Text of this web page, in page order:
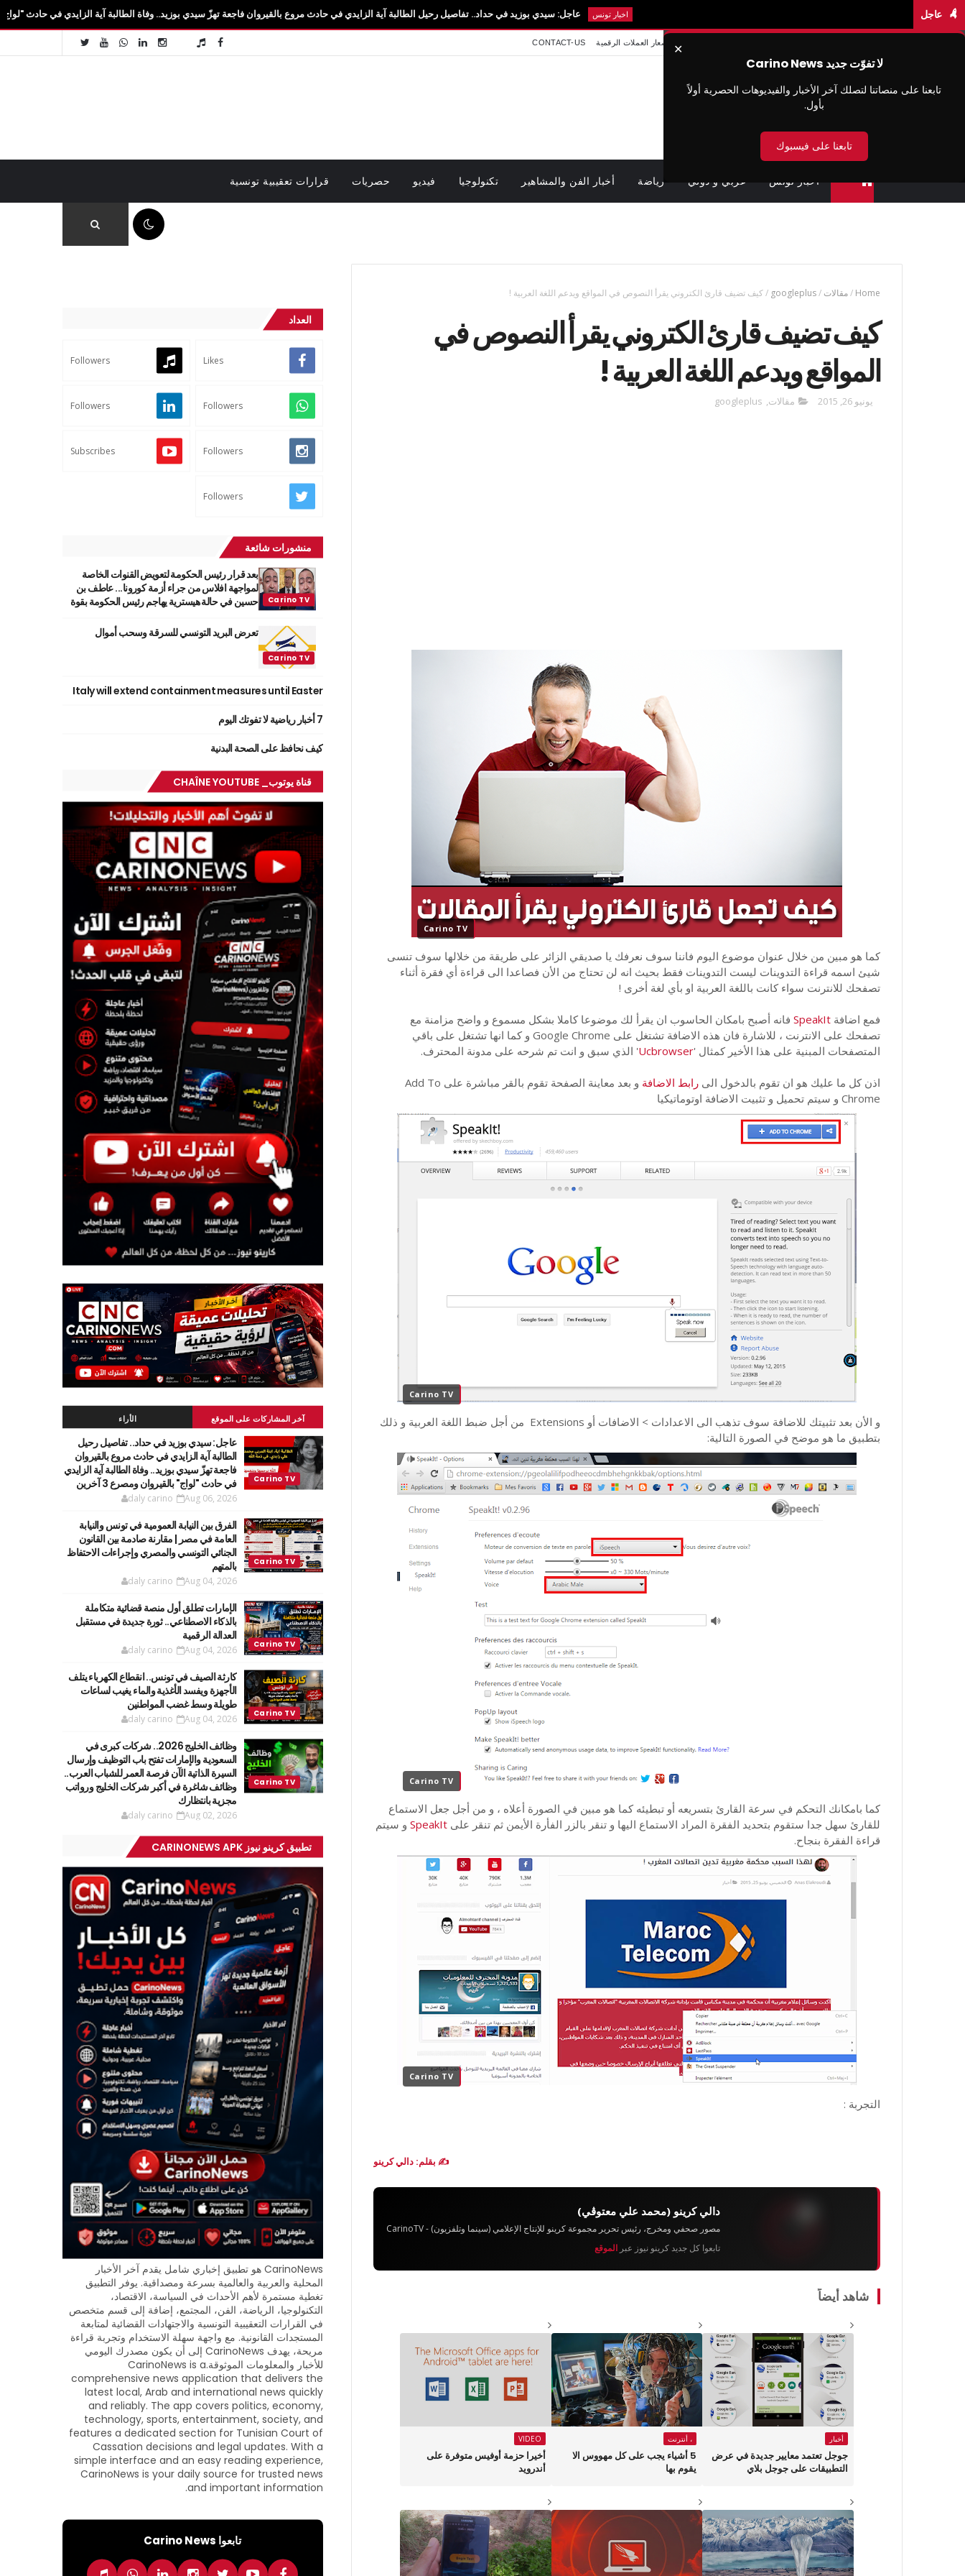
عاجل عاجل: سيدي بوزيد في حداد.. تفاصيل رحيل الطالبة آية الزايدي في حادث مروع بالقيروان فاجعة تهزّ سيدي بوزيد.. وفاة الطالبة آية الزايدي في حادث "لواج" بالقيروان ومصرع
✕
لا تفوّت جديد Carino News
تابعنا على منصاتنا لتصلك آخر الأخبار والفيديوهات الحصرية أولاً
بأول.
تابعنا على فيسبوك
اسعار العملات الرقمية CONTACT-US
اخبار تونس عربي و دولي رياضة أخبار الفن والمشاهير تكنولوجيا فيديو حصريات قرارات تعقيبية تونسية
Home
/مقالات /
googleplus
/كيف تضيف قارئ الكتروني يقرأ النصوص في المواقع ويدعم اللغة العربية !
كيف تضيف قارئ الكتروني يقرأ النصوص في
المواقع ويدعم اللغة العربية !
يونيو 26, 2015 مقالات,
googleplus
Carino TV
كما هو مبين من خلال عنوان موضوع اليوم فاننا سوف نعرفك يا صديقي الزائر على طريقة من خلالها سوف تنسى
شيئ اسمه قراءة التدوينات ليست التدوينات فقط بحيث انه لن تحتاج من الأن فصاعدا الى قراءة أي فقرة أثناء
تصفحك للانترنت سواء كانت باللغة العربية او بأي لغة أخرى !
فمع اضافة SpeakIt فانه أصبح بامكان الحاسوب ان يقرأ لك موضوعا كاملا بشكل مسموع و واضح مزامنة مع
تصفحك على الانترنت ، للاشارة فان هذه الاضافة تشتغل على Google Chrome و كما انها تشتغل على باقي
المتصفحات المبنية على هذا الأخير كمثال 'Ucbrowser' الذي سبق و انت تم شرحه على مدونة المحترف.
اذن كل ما عليك هو ان تقوم بالدخول الى رابط الاضافة
و بعد معاينة الصفحة تقوم بالقر مباشرة على Add To
Chrome و سيتم تحميل و تثبيت الاضافة اوتوماتيكيا
Carino TV
و الأن بعد تثبيتك للاضافة سوف تذهب الى الاعدادات > الاضافات أو Extensions من أجل ضبط اللغة العربية و ذلك
بتطبيق ما هو موضح في الصورة التالية:
Carino TV
كما بامكانك التحكم في سرعة القارئ بتسريعه أو تبطيئه كما هو مبين في الصورة أعلاه ، و من أجل جعل الاستماع
للقارئ سهل جدا ستقوم بتحديد الفقرة المراد الاستماع اليها و تنقر بالزر الفأرة الأيمن ثم تنقر على SpeakIt و سيتم
قراءة الفقرة بنجاح.
Carino TV
التجربة :
✍️ بقلم: دالي كرينو
دالي كرينو (محمد علي معتوڨي)
مصور صحفي ومخرج، رئيس تحرير مجموعة كرينو للإنتاج الإعلامي (سينما وتلفزيون) - CarinoTV
تابعوا كل جديد كرينو نيوز عبرالموقع
شاهد أيضاً
أخبار
جوجل تعتمد معايير جديدة في عرض
التطبيقات على جوجل بلاي
، أنترنت
5 أشياء يجب على كل مهووس الا
يقوم بها
VIDEO
أخيرا حزمة أوفيس متوفرة على
أندرويد
العداد
Likes
Followers
Followers
Followers
Followers
Subscribes
Followers
منشورات شائعة
بعد قرار رئيس الحكومة لتعويض القنوات الخاصة
لمواجهة افلاس من جراء أزمة كورونا... عاطف بن
حسين في حالة هيسترية يهاجم رئيس الحكومة بقوة
تعرض البريد التونسي للسرقة وسحب أموال
Italy will extend containment measures until Easter
7 أخبار رياضية لا تفوتك اليوم
كيف نحافظ على الصحة البدنية
قناة يوتوب_ CHAÎNE YOUTUBE
آخر المشاركات على الموقع الأراء
عاجل: سيدي بوزيد في حداد.. تفاصيل رحيل
الطالبة آية الزايدي في حادث مروع بالقيروان
فاجعة تهزّ سيدي بوزيد.. وفاة الطالبة آية الزايدي
في حادث "لواج" بالقيروان ومصرع 3 آخرين
daly carino Aug 06, 2026
الفرق بين النيابة العمومية في تونس والنيابة
العامة في مصر | مقارنة صادمة بين القانون
الجنائي التونسي والمصري وإجراءات الاحتفاظ
بالمتهم
daly carino Aug 04, 2026
الإمارات تطلق أول منصة قضائية متكاملة
بالذكاء الاصطناعي.. ثورة جديدة في مستقبل
العدالة الرقمية
daly carino Aug 04, 2026
كارثة الصيف في تونس.. انقطاع الكهرباء يتلف
الأجهزة ويفسد الأغذية والماء يغيب لساعات
طويلة وسط غضب المواطنين
daly carino Aug 04, 2026
وظائف الخليج 2026.. شركات كبرى في
السعودية والإمارات تفتح باب التوظيف وإرسال
السيرة الذاتية الآن فرصة العمر للشباب العرب..
وظائف شاغرة في أكبر شركات الخليج ورواتب
مجزية بانتظارك
daly carino Aug 02, 2026
تطبيق كرينو نيوز CARINONEWS APK
CarinoNews هو تطبيق إخباري شامل يقدم آخر الأخبار
المحلية والعربية والعالمية بسرعة ومصداقية. يوفر التطبيق
تغطية مستمرة لأهم الأحداث في السياسة، الاقتصاد،
التكنولوجيا، الرياضة، الفن، المجتمع، إضافة إلى قسم متخصص
في القرارات التعقيبية التونسية والاجتهادات القضائية لمتابعة
المستجدات القانونية. مع واجهة سهلة الاستخدام وتجربة قراءة
مريحة، يهدف CarinoNews إلى أن يكون مصدرك اليومي
للأخبار والمعلومات الموثوقة.CarinoNews is a
comprehensive news application that delivers the
latest local, Arab and international news quickly
and reliably. The app covers politics, economy,
technology, sports, entertainment, society, and
features a dedicated section for Tunisian Court of
Cassation decisions and legal updates. With a
simple interface and an easy reading experience,
CarinoNews is your daily source for trusted news
and important information.
تابعوا Carino News